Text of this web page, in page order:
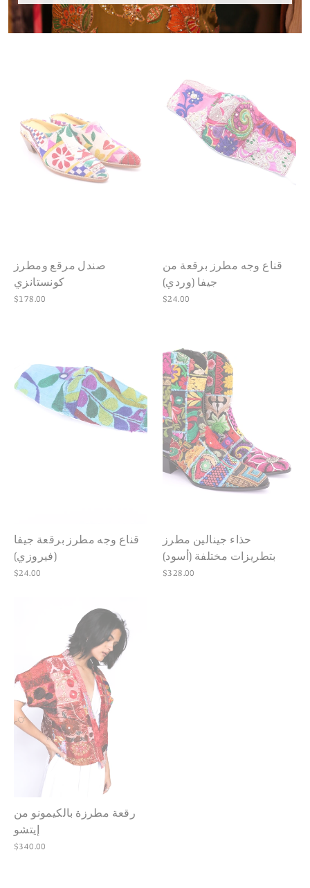
من سيرينا
$310.00
المطرزة
$280.00
صندل مرقع ومطرز
كونستانزي
$178.00
قناع وجه مطرز برقعة من
جيفا (وردي)
$24.00
قناع وجه مطرز برقعة جيفا
(فيروزي)
$24.00
حذاء جينالين مطرز
بتطريزات مختلفة (أسود)
$328.00
رقعة مطرزة بالكيمونو من
إيتشو
$340.00